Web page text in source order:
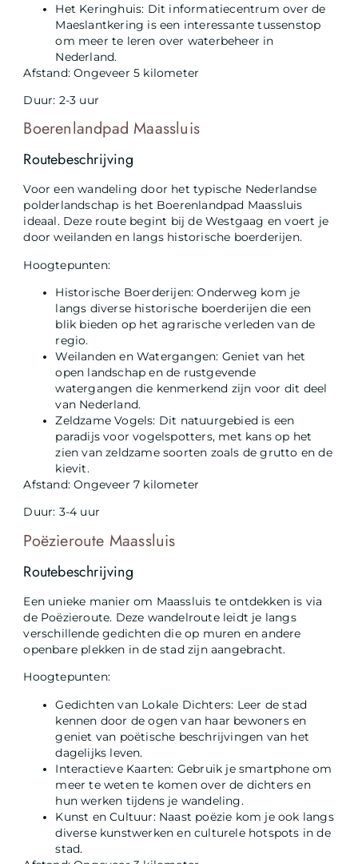
Het Keringhuis: Dit informatiecentrum over de
Maeslantkering is een interessante tussenstop
om meer te leren over waterbeheer in
Nederland.
Afstand: Ongeveer 5 kilometer
Duur: 2-3 uur
Boerenlandpad Maassluis
Routebeschrijving
Voor een wandeling door het typische Nederlandse
polderlandschap is het Boerenlandpad Maassluis
ideaal. Deze route begint bij de Westgaag en voert je
door weilanden en langs historische boerderijen.
Hoogtepunten:
Historische Boerderijen: Onderweg kom je
langs diverse historische boerderijen die een
blik bieden op het agrarische verleden van de
regio.
Weilanden en Watergangen: Geniet van het
open landschap en de rustgevende
watergangen die kenmerkend zijn voor dit deel
van Nederland.
Zeldzame Vogels: Dit natuurgebied is een
paradijs voor vogelspotters, met kans op het
zien van zeldzame soorten zoals de grutto en de
kievit.
Afstand: Ongeveer 7 kilometer
Duur: 3-4 uur
Poëzieroute Maassluis
Routebeschrijving
Een unieke manier om Maassluis te ontdekken is via
de Poëzieroute. Deze wandelroute leidt je langs
verschillende gedichten die op muren en andere
openbare plekken in de stad zijn aangebracht.
Hoogtepunten:
Gedichten van Lokale Dichters: Leer de stad
kennen door de ogen van haar bewoners en
geniet van poëtische beschrijvingen van het
dagelijks leven.
Interactieve Kaarten: Gebruik je smartphone om
meer te weten te komen over de dichters en
hun werken tijdens je wandeling.
Kunst en Cultuur: Naast poëzie kom je ook langs
diverse kunstwerken en culturele hotspots in de
stad.